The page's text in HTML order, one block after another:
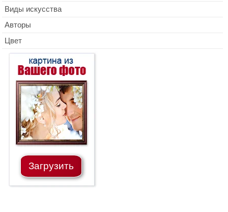
Виды искусства
Авторы
Цвет
Загрузить